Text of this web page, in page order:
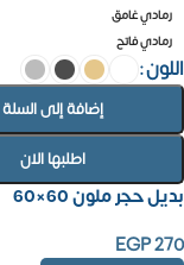
رمادي غامق
رمادي فاتح
اللون
إضافة إلى السلة
اطلبها الان
بديل حجر ملون 60×60
EGP270